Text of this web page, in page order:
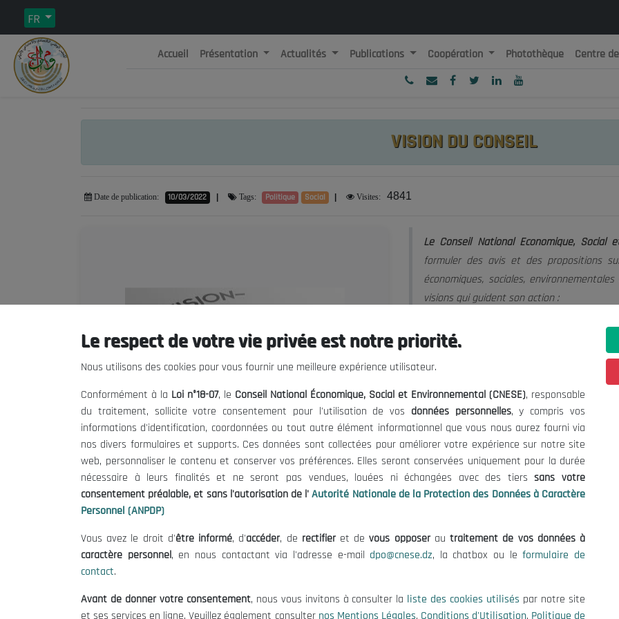
FR
République Algérienne Démocratique et Populaire
Accueil Présentation Actualités Publications Coopération Photothèque Centre
VISION DU CONSEIL
Date de publication: 10/03/2022 Tags: Politique Social Visites: 4841
Précédent Suivant
Le Conseil National Economique, Social
formuler des avis et des propositions
économiques, sociales,
visions qui guident son action :
Contribuer à la promotion
capable de créer des emplois
Favoriser le développement
capable de défendre les
Promouvoir le développement
en veillant à ce que le
la nature et de l'écosystème.
Encourager l'innovation, la
favoriser l'émergence d'une
Favoriser la coopération et la
Le respect de votre vie privée est notre priorité.
Nous utilisons des cookies pour vous fournir une meilleure expérience utilisateur.
Conformément à la Loi n°18-07, le Conseil National Économique, Social et Environnemental (CNESE), responsable
du traitement, sollicite votre consentement pour l'utilisation de vos données personnelles, y compris vos
informations d'identification, coordonnées ou tout autre élément informationnel que vous nous aurez fourni via
nos divers formulaires et supports. Ces données sont collectées pour améliorer votre expérience sur notre site
web, personnaliser le contenu et conserver vos préférences. Elles seront conservées uniquement pour la durée
nécessaire à leurs finalités et ne seront pas vendues, louées ni échangées avec des tierssans votre
consentement préalable, et sans l'autorisation de l' Autorité Nationale de la Protection des Données à Caractère
Personnel (ANPDP)
Vous avez le droit d'être informé, d'accéder, de rectifieret devous opposerautraitement de vos données à
caractère personnel, en nous contactant via l'adresse e-mail dpo@cnese.dz, la chatbox ou leformulaire de
contact.
Avant de donner votre consentement, nous vous invitons à consulter la liste des cookies utilisés par notre site
et ses services en ligne. Veuillez également consulter nos Mentions Légales, Conditions d'Utilisation, Politique de